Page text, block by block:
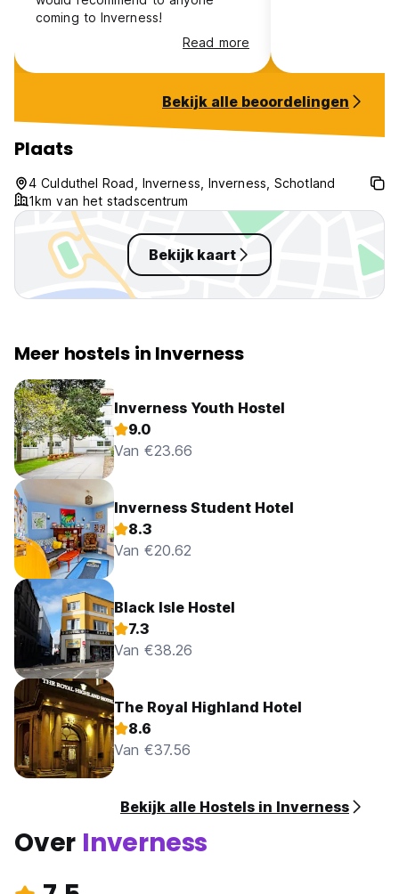
coming to Inverness!
Read more
Bekijk alle beoordelingen
Plaats
4 Culduthel Road, Inverness, Inverness, Schotland
1km van het stadscentrum
Bekijk kaart
Meer hostels in Inverness
Inverness Youth Hostel
9.0
Van €23.66
Inverness Student Hotel
8.3
Van €20.62
Black Isle Hostel
7.3
Van €38.26
The Royal Highland Hotel
8.6
Van €37.56
Bekijk alle Hostels in Inverness
Over Inverness